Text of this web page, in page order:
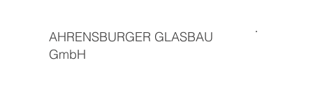
AHRENSBURGER GLASBAU
GmbH